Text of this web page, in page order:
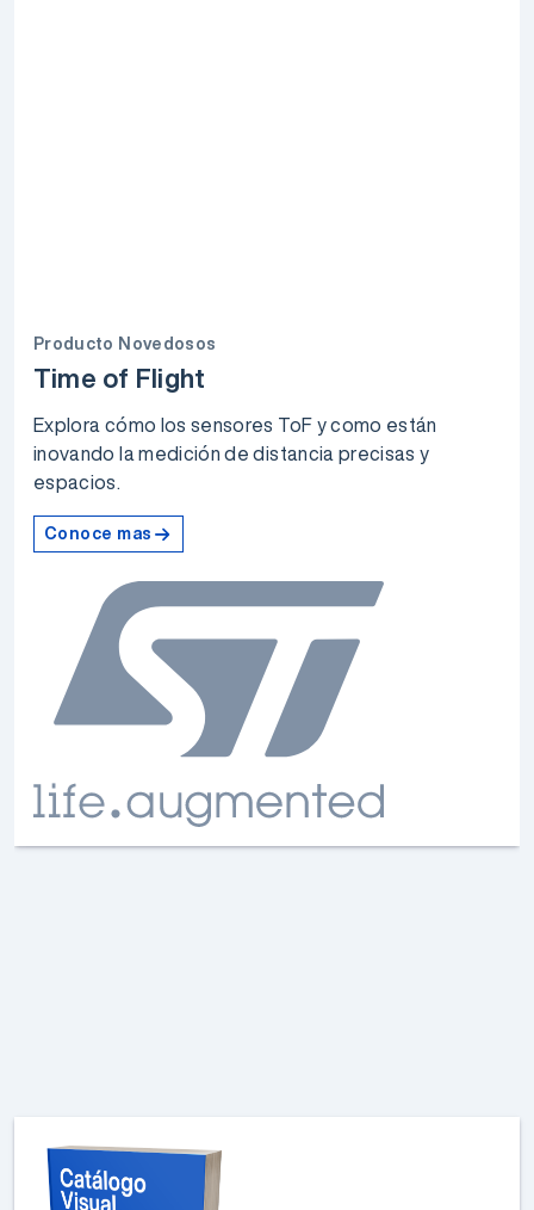
Producto Novedosos
Time of Flight
Explora cómo los sensores ToF y como están
inovando la medición de distancia precisas y
espacios.
Conoce mas